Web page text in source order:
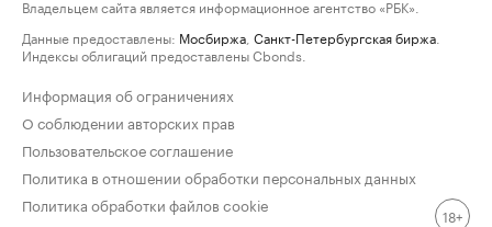
Владельцем сайта является информационное агентство «РБК».
Данные предоставлены: Мосбиржа Санкт-Петербургская биржа
Индексы облигаций предоставлены Cbonds.
Информация об ограничениях
О соблюдении авторских прав
Пользовательское соглашение
Политика в отношении обработки персональных данных
Политика обработки файлов cookie
18+